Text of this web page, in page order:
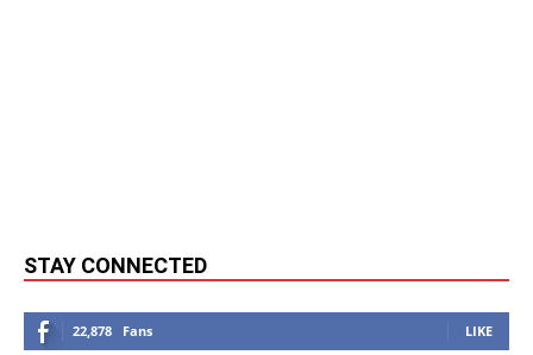
STAY CONNECTED
22,878 Fans LIKE